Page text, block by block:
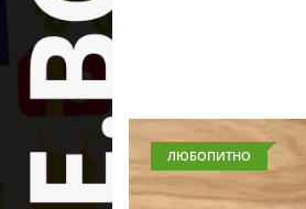
ЛЮБОПИТНО